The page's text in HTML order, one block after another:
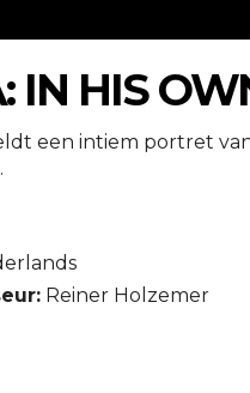
IN HIS
een intiem portret
Reiner Holzemer